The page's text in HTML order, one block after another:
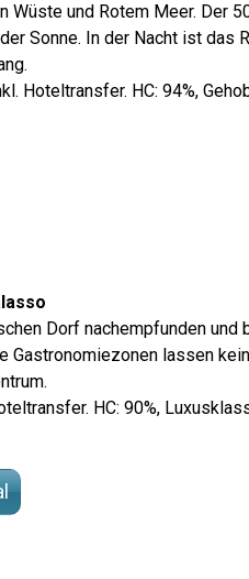
und Rotem Meer. Der
Sonne. In der Nacht ist
Hoteltransfer. HC: 94%,
Dorf nachempfunden
Gastronomiezonen lassen
HC: 90%,